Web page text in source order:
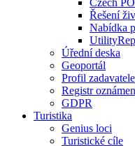
Czech
Řešení
Nabídka
Úřední deska
Geoportál
Profil zadavatele
Registr
GDPR
Turistika
Genius loci
Turistické cíle